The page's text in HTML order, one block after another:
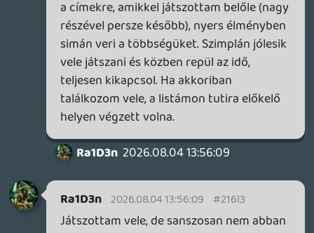
2026.08.03 10:28:24
Halo: Campaign Evolved
Utálom az fps-eket (mindegyiktől rosszul
vagyok - motion sickness betegség). 20
évig közelébe sem szagoltam az xbox-nak,
így sosem halóztam. A hype miatt
belenéztem ebbe a remake-be, és... BAM!
Kiválóan szórakozom! Annyira kényelmes
és barátságos az irányítása, hogy meglepő
módon nem lettem rosszul. Hatalmas fun
lövöldözés, a mókás kis ellenfelek (kivétel:
amikor oda-vissza kell menni a térképen
többször). Én full béna vagyok az
ilyenekben, így levittem könnyűre, így csak